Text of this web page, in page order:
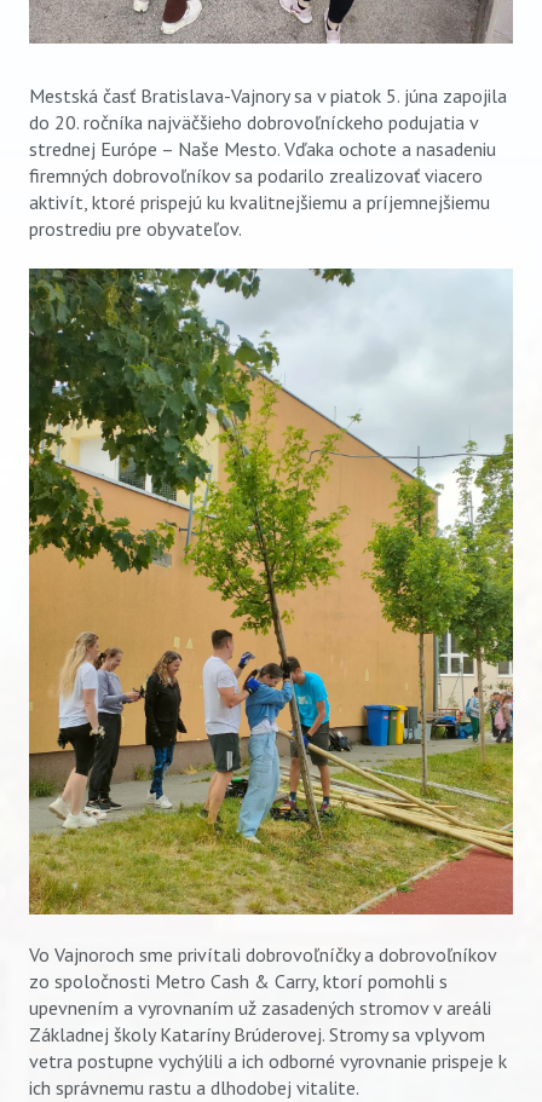
Mestská časť Bratislava-Vajnory sa v piatok 5. júna zapojila
do 20. ročníka najväčšieho dobrovoľníckeho podujatia v
strednej Európe – Naše Mesto. Vďaka ochote a nasadeniu
firemných dobrovoľníkov sa podarilo zrealizovať viacero
aktivít, ktoré prispejú ku kvalitnejšiemu a príjemnejšiemu
prostrediu pre obyvateľov.
Vo Vajnoroch sme privítali dobrovoľníčky a dobrovoľníkov
zo spoločnosti Metro Cash & Carry, ktorí pomohli s
upevnením a vyrovnaním už zasadených stromov v areáli
Základnej školy Kataríny Brúderovej. Stromy sa vplyvom
vetra postupne vychýlili a ich odborné vyrovnanie prispeje k
ich správnemu rastu a dlhodobej vitalite.